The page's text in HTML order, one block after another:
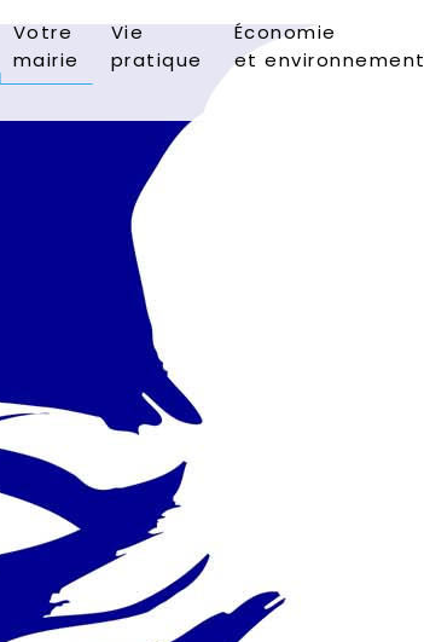
Votre
mairie
Vie
pratique
Économie
et environnement